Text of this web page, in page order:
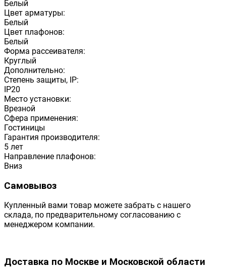
Белый
Цвет арматуры:
Белый
Цвет плафонов:
Белый
Форма рассеивателя:
Круглый
Дополнительно:
Степень защиты, IP:
IP20
Место установки:
Врезной
Сфера применения:
Гостиницы
Гарантия производителя:
5 лет
Направление плафонов:
Вниз
Самовывоз
Купленный вами товар можете забрать с нашего
склада, по предварительному согласованию с
менеджером компании.
Доставка по Москве и Московской области